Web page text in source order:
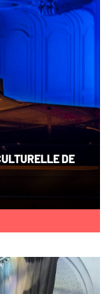
DE